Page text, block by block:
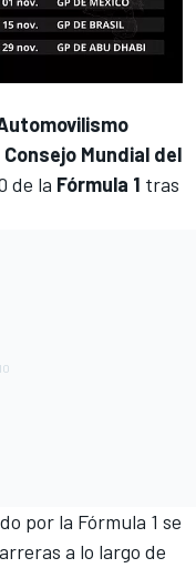
Consejo Mundial del
de la Fórmula 1 tras
por la Fórmula 1 se
a lo largo de